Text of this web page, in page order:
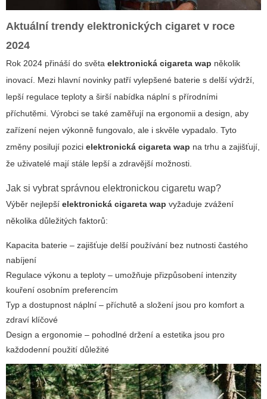
Aktuální trendy elektronických cigaret v roce
2024
Rok 2024 přináší do světa elektronická cigareta wap několik
inovací. Mezi hlavní novinky patří vylepšené baterie s delší výdrží,
lepší regulace teploty a širší nabídka náplní s přírodními
příchutěmi. Výrobci se také zaměřují na ergonomii a design, aby
zařízení nejen výkonně fungovalo, ale i skvěle vypadalo. Tyto
změny posilují pozici elektronická cigareta wap na trhu a zajišťují,
že uživatelé mají stále lepší a zdravější možnosti.
Jak si vybrat správnou elektronickou cigaretu wap?
Výběr nejlepší elektronická cigareta wap vyžaduje zvážení
několika důležitých faktorů:
Kapacita baterie – zajišťuje delší používání bez nutnosti častého
nabíjení
Regulace výkonu a teploty – umožňuje přizpůsobení intenzity
kouření osobním preferencím
Typ a dostupnost náplní – příchutě a složení jsou pro komfort a
zdraví klíčové
Design a ergonomie – pohodlné držení a estetika jsou pro
každodenní použití důležité